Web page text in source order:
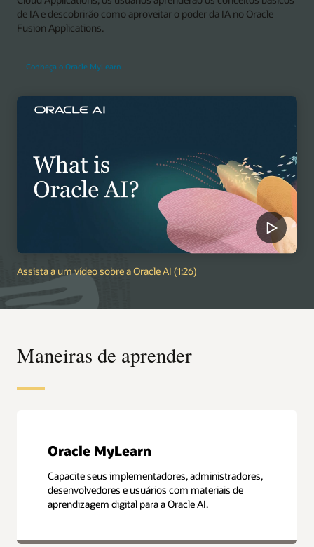
de IA e descobrirão como aproveitar o poder da IA no Oracle
Fusion Applications.
Conheça o Oracle MyLearn
Assista a um vídeo sobre a Oracle AI (1:26)
Maneiras de aprender
Oracle MyLearn
Capacite seus implementadores, administradores,
desenvolvedores e usuários com materiais de
aprendizagem digital para a Oracle AI.